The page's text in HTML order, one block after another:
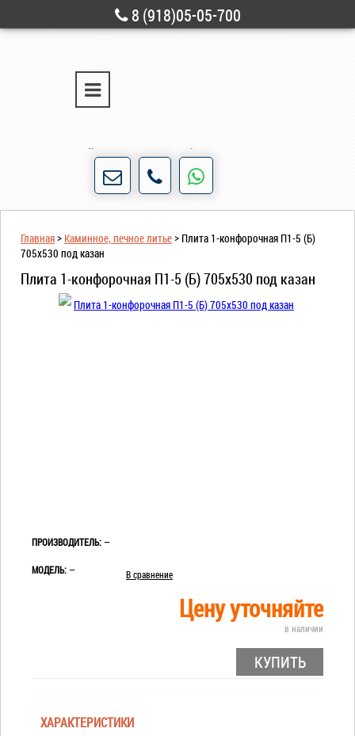
8 (918)05-05-700
г. Новороссийск ул. Свободы, д. 28
Порядочность и честность для нас не пустые
Главная> Каминное, печное литье> Плита 1-конфорочная П1-5 (Б)
705х530 под казан
Плита 1-конфорочная П1-5 (Б) 705х530 под казан
ПРОИЗВОДИТЕЛЬ: —
МОДЕЛЬ: — В сравнение
Цену уточняйте
в наличии
КУПИТЬ
ХАРАКТЕРИСТИКИ